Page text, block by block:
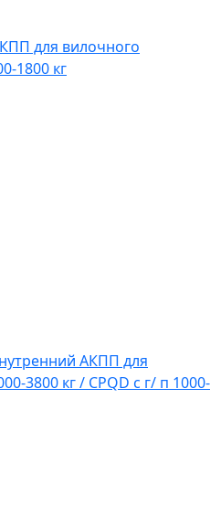
для вилочного
1800 кг
АКПП для
3800 кг / CPQD с г/ п 1000-